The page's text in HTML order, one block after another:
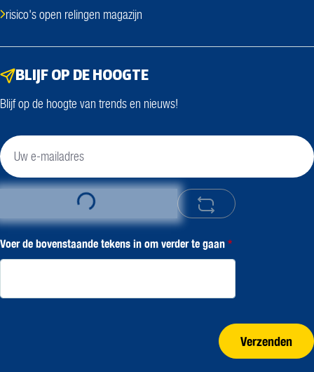
risico's open relingen magazijn
BLIJF OP DE HOOGTE
Blijf op de hoogte van trends en nieuws!
Loading...
Voer de bovenstaande tekens in om verder te gaan*
Verzenden